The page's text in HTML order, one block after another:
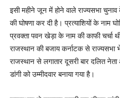
इसी महीने जून में होने वाले राज्यसभा
की घोषणा कर दी है। प्रत्याशियों के नाम
प्रवक्ता पवन खेड़ा के नाम की काफी चर्चा
राजस्थान की बजाय कर्नाटक से
राजस्थान से लगातार दूसरी बार दलित
डांगी को उम्मीदवार बनाया गया है।